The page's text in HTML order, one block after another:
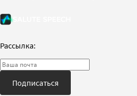
Рассылка:
Подписаться